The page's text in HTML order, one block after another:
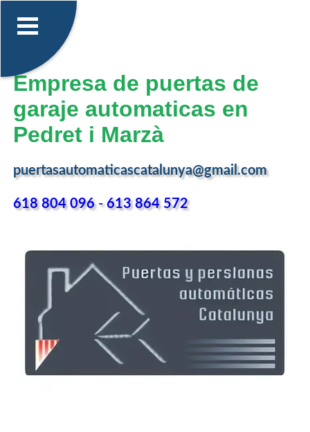
Empresa de puertas de
garaje automaticas en
Pedret i Marzà
puertasautomaticascatalunya@gmail.com
618 804 096-613 864 572